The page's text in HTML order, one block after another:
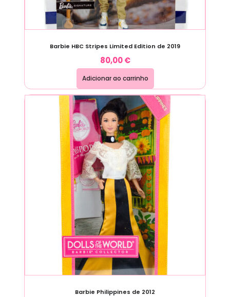
Barbie HBC Stripes Limited Edition de 2019
80,00€
Adicionar ao carrinho
Barbie Philippines de 2012